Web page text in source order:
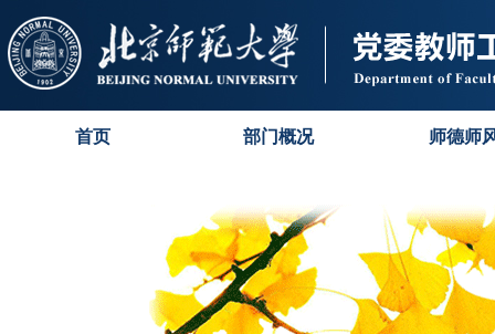
首页 部门概况 师德师